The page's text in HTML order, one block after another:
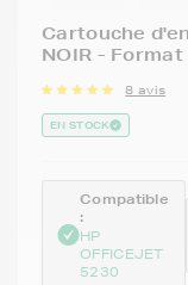
Cartouche
NOIR - Format
8 avis
EN STOCK
Compatible
:
HP
OFFICEJET
5230